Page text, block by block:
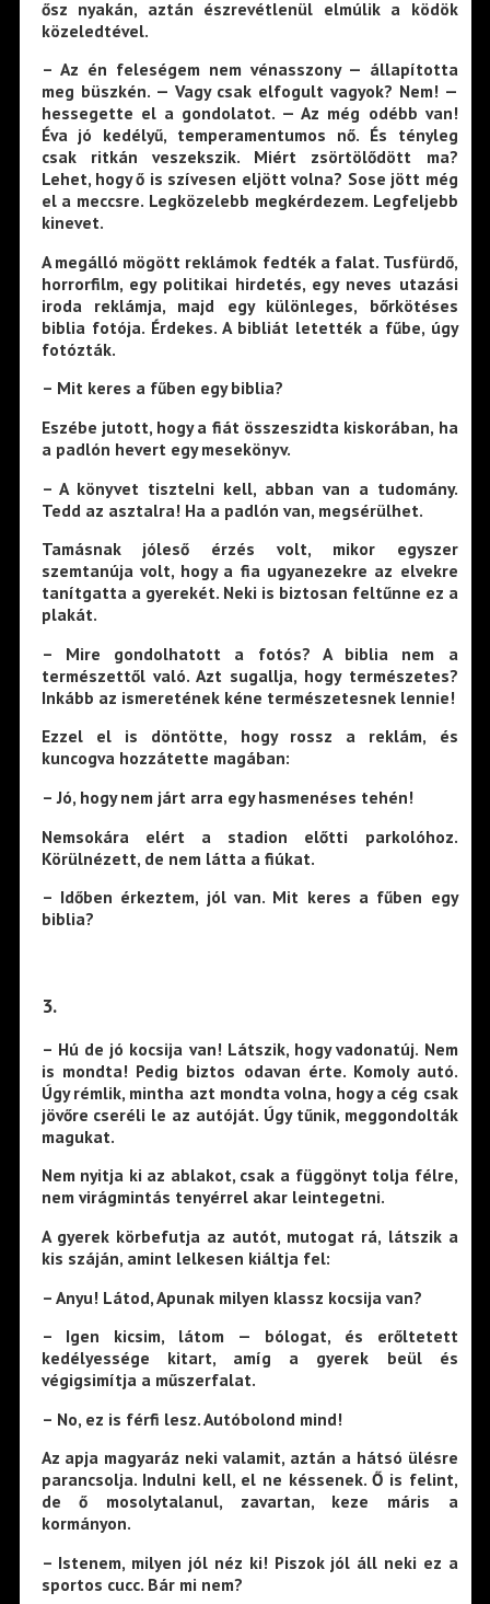
ősz nyakán, aztán észrevétlenül elmúlik a ködök
közeledtével.
– Az én feleségem nem vénasszony — állapította
meg büszkén. — Vagy csak elfogult vagyok? Nem! —
hessegette el a gondolatot. — Az még odébb van!
Éva jó kedélyű, temperamentumos nő. És tényleg
csak ritkán veszekszik. Miért zsörtölődött ma?
Lehet, hogy ő is szívesen eljött volna? Sose jött még
el a meccsre. Legközelebb megkérdezem. Legfeljebb
kinevet.
A megálló mögött reklámok fedték a falat. Tusfürdő,
horrorfilm, egy politikai hirdetés, egy neves utazási
iroda reklámja, majd egy különleges, bőrkötéses
biblia fotója. Érdekes. A bibliát letették a fűbe, úgy
fotózták.
– Mit keres a fűben egy biblia?
Eszébe jutott, hogy a fiát összeszidta kiskorában, ha
a padlón hevert egy mesekönyv.
– A könyvet tisztelni kell, abban van a tudomány.
Tedd az asztalra! Ha a padlón van, megsérülhet.
Tamásnak jóleső érzés volt, mikor egyszer
szemtanúja volt, hogy a fia ugyanezekre az elvekre
tanítgatta a gyerekét. Neki is biztosan feltűnne ez a
plakát.
– Mire gondolhatott a fotós? A biblia nem a
természettől való. Azt sugallja, hogy természetes?
Inkább az ismeretének kéne természetesnek lennie!
Ezzel el is döntötte, hogy rossz a reklám, és
kuncogva hozzátette magában:
– Jó, hogy nem járt arra egy hasmenéses tehén!
Nemsokára elért a stadion előtti parkolóhoz.
Körülnézett, de nem látta a fiúkat.
– Időben érkeztem, jól van. Mit keres a fűben egy
biblia?
3.
– Hú de jó kocsija van! Látszik, hogy vadonatúj. Nem
is mondta! Pedig biztos odavan érte. Komoly autó.
Úgy rémlik, mintha azt mondta volna, hogy a cég csak
jövőre cseréli le az autóját. Úgy tűnik, meggondolták
magukat.
Nem nyitja ki az ablakot, csak a függönyt tolja félre,
nem virágmintás tenyérrel akar leintegetni.
A gyerek körbefutja az autót, mutogat rá, látszik a
kis száján, amint lelkesen kiáltja fel:
– Anyu! Látod, Apunak milyen klassz kocsija van?
– Igen kicsim, látom — bólogat, és erőltetett
kedélyessége kitart, amíg a gyerek beül és
végigsimítja a műszerfalat.
– No, ez is férfi lesz. Autóbolond mind!
Az apja magyaráz neki valamit, aztán a hátsó ülésre
parancsolja. Indulni kell, el ne késsenek. Ő is felint,
de ő mosolytalanul, zavartan, keze máris a
kormányon.
– Istenem, milyen jól néz ki! Piszok jól áll neki ez a
sportos cucc. Bár mi nem?